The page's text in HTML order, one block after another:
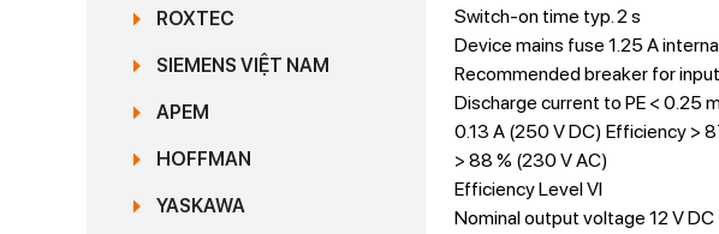
ROXTEC
SIEMENS VIỆT NAM
APEM
HOFFMAN
YASKAWA
Switch-on time typ. 2 s
Device mains fuse 1.25 A
Recommended breaker for
Discharge current to PE < 0.25
0.13 A (250 V DC) Efficiency >
> 88 % (230 V AC)
Efficiency Level VI
Nominal output voltage 12 V DC